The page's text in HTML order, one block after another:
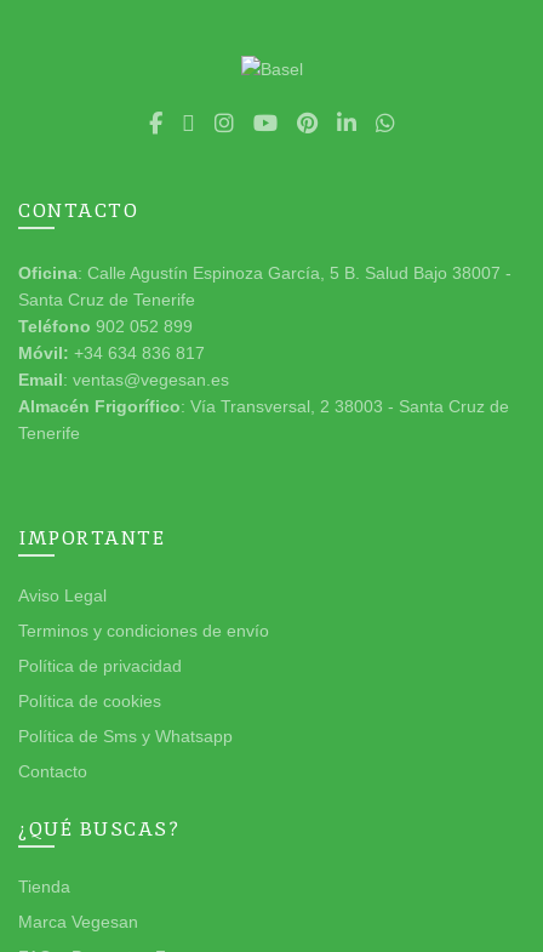
CONTACTO
Oficina: Calle Agustín Espinoza García, 5 B. Salud Bajo 38007 -
Santa Cruz de Tenerife
Teléfono 902 052 899
Móvil: +34 634 836 817
Email: ventas@vegesan.es
Almacén Frigorífico: Vía Transversal, 2 38003 - Santa Cruz de
Tenerife
IMPORTANTE
Aviso Legal
Terminos y condiciones de envío
Política de privacidad
Política de cookies
Política de Sms y Whatsapp
Contacto
¿QUÉ BUSCAS?
Tienda
Marca Vegesan